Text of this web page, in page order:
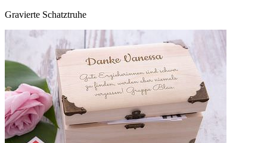
Gravierte Schatztruhe